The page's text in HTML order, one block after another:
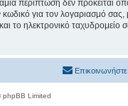
περίπτωση δεν πρόκειται
για τον λογαριασμό σας,
ηλεκτρονικό ταχυδρομείο
Επικοινωνήστε
Limited